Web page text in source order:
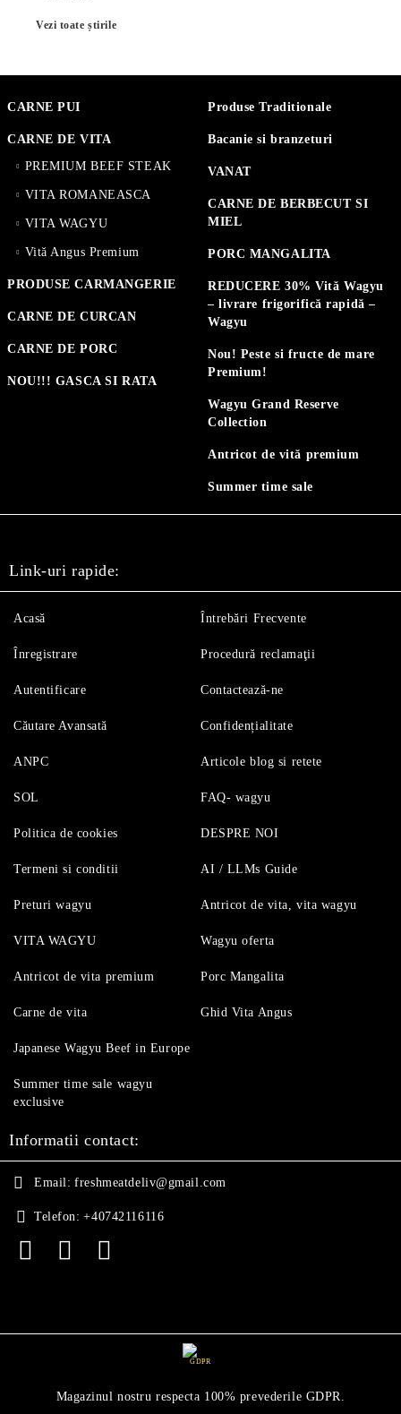
Vezi toate știrile
CARNE PUI
CARNE DE VITA
PREMIUM BEEF STEAK
VITA ROMANEASCA
VITA WAGYU
Vită Angus Premium
PRODUSE CARMANGERIE
CARNE DE CURCAN
CARNE DE PORC
NOU!!! GASCA SI RATA
Produse Traditionale
Bacanie si branzeturi
VANAT
CARNE DE BERBECUT SI
MIEL
PORC MANGALITA
REDUCERE 30% Vită Wagyu
– livrare frigorifică rapidă –
Wagyu
Nou! Peste si fructe de mare
Premium!
Wagyu Grand Reserve
Collection
Antricot de vită premium
Summer time sale
Link-uri rapide:
Acasă
Înregistrare
Autentificare
Căutare Avansată
Întrebări Frecvente
Procedură reclamaţii
Contactează-ne
Confidențialitate
ANPC
SOL
Politica de cookies
Termeni si conditii
Articole blog si retete
FAQ- wagyu
DESPRE NOI
AI / LLMs Guide
Preturi wagyu
VITA WAGYU
Antricot de vita premium
Carne de vita
Antricot de vita, vita wagyu
Wagyu oferta
Porc Mangalita
Ghid Vita Angus
Japanese Wagyu Beef in Europe
Summer time sale wagyu
exclusive
Informatii contact:
Email: freshmeatdeliv@gmail.com
Telefon: +40742116116
GDPR
Magazinul nostru respecta 100% prevederile GDPR.